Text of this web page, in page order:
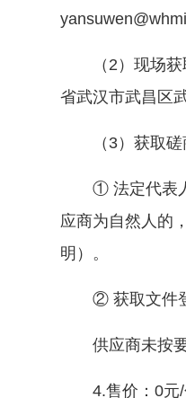
（2）现场
省武汉市武昌区
（3）获取
① 法定代表
应商为自然人的
明）。
② 获取文件
供应商未按
4.售价：0元